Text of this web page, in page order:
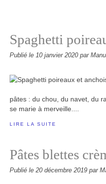
Spaghetti
Publié le 10 janvier 2020 par
pâtes : du chou, du navet, du
se marie à merveille....
LIRE LA SUITE
Pâtes blettes
Publié le 20 décembre 2019 par